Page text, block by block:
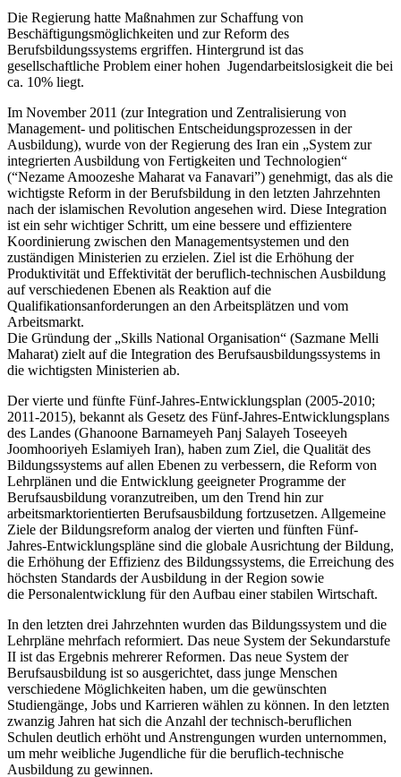
Die Regierung hatte Maßnahmen zur Schaffung von
Beschäftigungsmöglichkeiten und zur Reform des
Berufsbildungssystems ergriffen. Hintergrund ist das
gesellschaftliche Problem einer hohen Jugendarbeitslosigkeit die bei
ca. 10% liegt.
Im November 2011 (zur Integration und Zentralisierung von
Management- und politischen Entscheidungsprozessen in der
Ausbildung), wurde von der Regierung des Iran ein „System zur
integrierten Ausbildung von Fertigkeiten und Technologien“
(“Nezame Amoozeshe Maharat va Fanavari”) genehmigt, das als die
wichtigste Reform in der Berufsbildung in den letzten Jahrzehnten
nach der islamischen Revolution angesehen wird. Diese Integration
ist ein sehr wichtiger Schritt, um eine bessere und effizientere
Koordinierung zwischen den Managementsystemen und den
zuständigen Ministerien zu erzielen. Ziel ist die Erhöhung der
Produktivität und Effektivität der beruflich-technischen Ausbildung
auf verschiedenen Ebenen als Reaktion auf die
Qualifikationsanforderungen an den Arbeitsplätzen und vom
Arbeitsmarkt.
Die Gründung der „Skills National Organisation“ (Sazmane Melli
Maharat) zielt auf die Integration des Berufsausbildungssystems in
die wichtigsten Ministerien ab.
Der vierte und fünfte Fünf-Jahres-Entwicklungsplan (2005-2010;
2011-2015), bekannt als Gesetz des Fünf-Jahres-Entwicklungsplans
des Landes (Ghanoone Barnameyeh Panj Salayeh Toseeyeh
Joomhooriyeh Eslamiyeh Iran), haben zum Ziel, die Qualität des
Bildungssystems auf allen Ebenen zu verbessern, die Reform von
Lehrplänen und die Entwicklung geeigneter Programme der
Berufsausbildung voranzutreiben, um den Trend hin zur
arbeitsmarktorientierten Berufsausbildung fortzusetzen. Allgemeine
Ziele der Bildungsreform analog der vierten und fünften Fünf-
Jahres-Entwicklungspläne sind die globale Ausrichtung der Bildung,
die Erhöhung der Effizienz des Bildungssystems, die Erreichung des
höchsten Standards der Ausbildung in der Region sowie
die Personalentwicklung für den Aufbau einer stabilen Wirtschaft.
In den letzten drei Jahrzehnten wurden das Bildungssystem und die
Lehrpläne mehrfach reformiert. Das neue System der Sekundarstufe
II ist das Ergebnis mehrerer Reformen. Das neue System der
Berufsausbildung ist so ausgerichtet, dass junge Menschen
verschiedene Möglichkeiten haben, um die gewünschten
Studiengänge, Jobs und Karrieren wählen zu können. In den letzten
zwanzig Jahren hat sich die Anzahl der technisch-beruflichen
Schulen deutlich erhöht und Anstrengungen wurden unternommen,
um mehr weibliche Jugendliche für die beruflich-technische
Ausbildung zu gewinnen.